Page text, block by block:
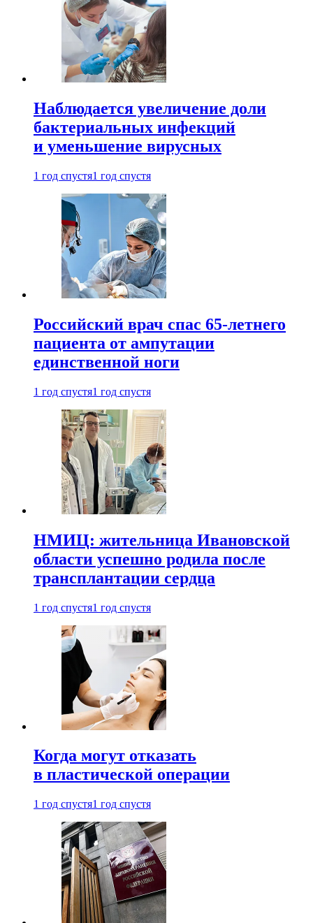
Наблюдается увеличение доли
бактериальных инфекций
и уменьшение вирусных
1 год спустя1 год спустя
Российский врач спас 65-летнего
пациента от ампутации
единственной ноги
1 год спустя1 год спустя
НМИЦ: жительница Ивановской
области успешно родила после
трансплантации сердца
1 год спустя1 год спустя
Когда могут отказать
в пластической операции
1 год спустя1 год спустя